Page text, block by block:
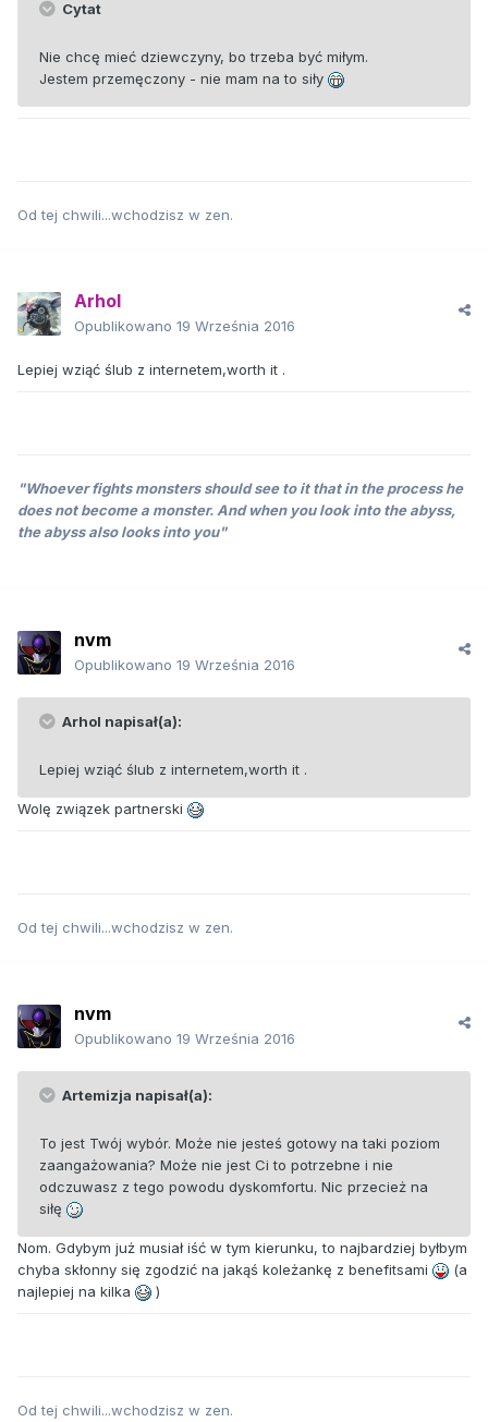
Cytat
Nie chcę mieć dziewczyny, bo trzeba być miłym.
Jestem przemęczony - nie mam na to siły
Od tej chwili...wchodzisz w zen.
Arhol
Opublikowano 19 Września 2016
Lepiej wziąć ślub z internetem,worth it .
"Whoever fights monsters should see to it that in the process he
does not become a monster. And when you look into the abyss,
the abyss also looks into you"
nvm
Opublikowano 19 Września 2016
Arhol napisał(a):
Lepiej wziąć ślub z internetem,worth it .
Wolę związek partnerski
Od tej chwili...wchodzisz w zen.
nvm
Opublikowano 19 Września 2016
Artemizja napisał(a):
To jest Twój wybór. Może nie jesteś gotowy na taki poziom
zaangażowania? Może nie jest Ci to potrzebne i nie
odczuwasz z tego powodu dyskomfortu. Nic przecież na
siłę
Nom. Gdybym już musiał iść w tym kierunku, to najbardziej byłbym
chyba skłonny się zgodzić na jakąś koleżankę z benefitsami
(a
najlepiej na kilka
)
Od tej chwili...wchodzisz w zen.